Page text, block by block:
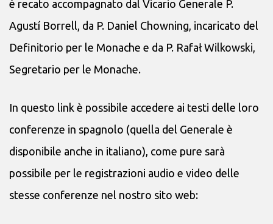
è recato accompagnato dal Vicario Generale P.
Agustí Borrell, da P. Daniel Chowning, incaricato del
Definitorio per le Monache e da P. Rafał Wilkowski,
Segretario per le Monache.
In questo link è possibile accedere ai testi delle loro
conferenze in spagnolo (quella del Generale è
disponibile anche in italiano), come pure sarà
possibile per le registrazioni audio e video delle
stesse conferenze nel nostro sito web: